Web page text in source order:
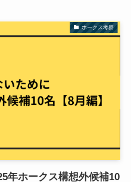
ホークス考察
ホークス構想外候補10